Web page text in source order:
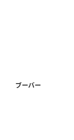
ブーバー